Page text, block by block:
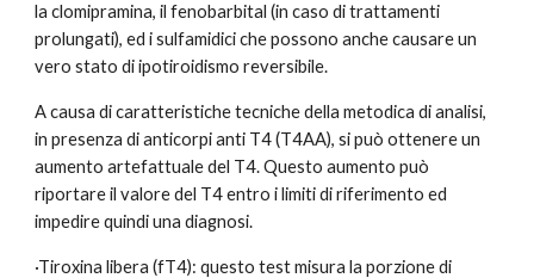
la clomipramina, il fenobarbital (in caso di trattamenti
prolungati), ed i sulfamidici che possono anche causare un
vero stato di ipotiroidismo reversibile.
A causa di caratteristiche tecniche della metodica di analisi,
in presenza di anticorpi anti T4 (T4AA), si può ottenere un
aumento artefattuale del T4. Questo aumento può
riportare il valore del T4 entro i limiti di riferimento ed
impedire quindi una diagnosi.
·Tiroxina libera (fT4): questo test misura la porzione di